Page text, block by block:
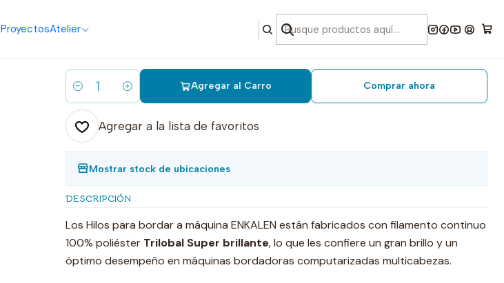
ProyectosAtelier
|
3617 hilo bordar lila medio 4000 mts.
Cantidad
Agregar al Carro Comprar ahora
Agregar a la lista de favoritos
Mostrar stock de ubicaciones
DESCRIPCIÓN
Los Hilos para bordar a máquina ENKALEN están fabricados con filamento continuo
100% poliéster Trilobal Super brillante, lo que les confiere un gran brillo y un
óptimo desempeño en máquinas bordadoras computarizadas multicabezas.